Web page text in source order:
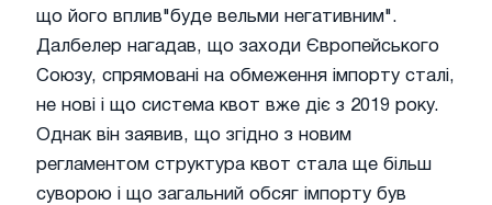
що його вплив"буде вельми негативним".
Далбелер нагадав, що заходи Європейського
Союзу, спрямовані на обмеження імпорту сталі,
не нові і що система квот вже діє з 2019 року.
Однак він заявив, що згідно з новим
регламентом структура квот стала ще більш
суворою і що загальний обсяг імпорту був